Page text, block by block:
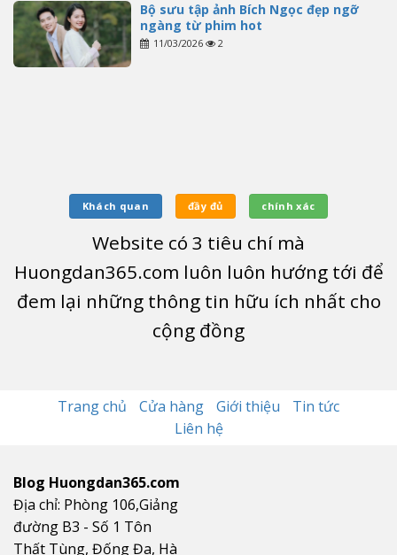
Bộ sưu tập ảnh Bích Ngọc đẹp ngỡ
ngàng từ phim hot
11/03/2026 2
Khách quan đầy đủ chính xác
Website có 3 tiêu chí mà
Huongdan365.com luôn luôn hướng tới để
đem lại những thông tin hữu ích nhất cho
cộng đồng
Trang chủ Cửa hàng Giới thiệu
Tin tức
Liên hệ
Blog Huongdan365.com
Địa chỉ: Phòng 106,Giảng
đường B3 - Số 1 Tôn
Thất Tùng, Đống Đa, Hà